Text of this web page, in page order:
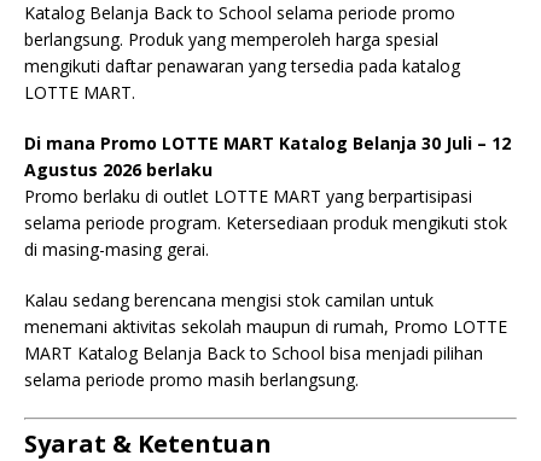
Katalog Belanja Back to School selama periode promo
berlangsung. Produk yang memperoleh harga spesial
mengikuti daftar penawaran yang tersedia pada katalog
LOTTE MART.
Di mana Promo LOTTE MART Katalog Belanja 30 Juli – 12
Agustus 2026 berlaku
Promo berlaku di outlet LOTTE MART yang berpartisipasi
selama periode program. Ketersediaan produk mengikuti stok
di masing-masing gerai.
Kalau sedang berencana mengisi stok camilan untuk
menemani aktivitas sekolah maupun di rumah, Promo LOTTE
MART Katalog Belanja Back to School bisa menjadi pilihan
selama periode promo masih berlangsung.
Syarat & Ketentuan